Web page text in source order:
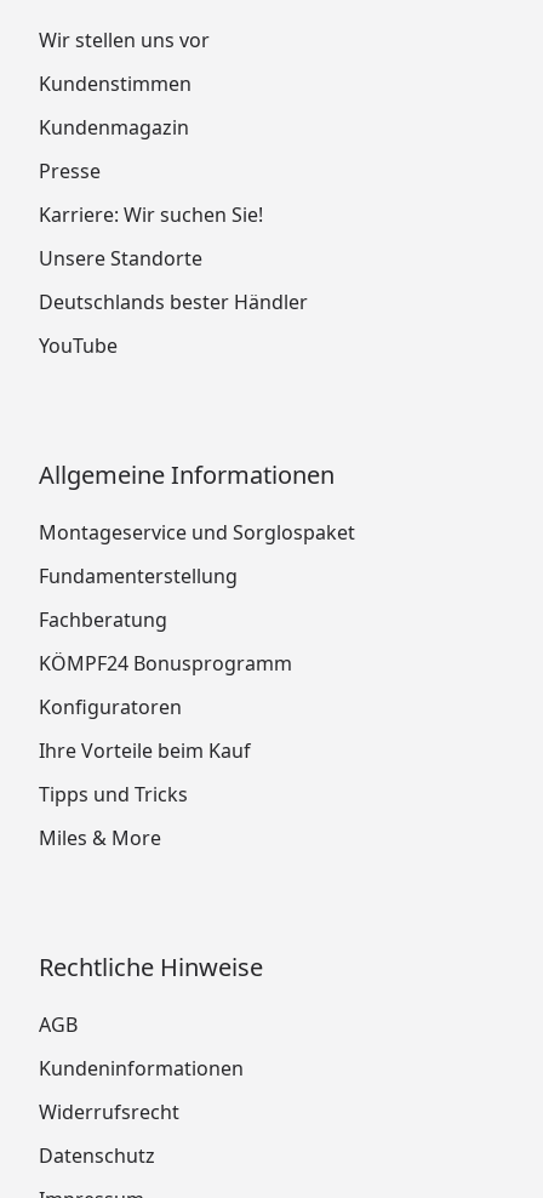
Wir stellen uns vor
Kundenstimmen
Kundenmagazin
Presse
Karriere: Wir suchen Sie!
Unsere Standorte
Deutschlands bester Händler
YouTube
Allgemeine Informationen
Montageservice und Sorglospaket
Fundamenterstellung
Fachberatung
KÖMPF24 Bonusprogramm
Konfiguratoren
Ihre Vorteile beim Kauf
Tipps und Tricks
Miles & More
Rechtliche Hinweise
AGB
Kundeninformationen
Widerrufsrecht
Datenschutz